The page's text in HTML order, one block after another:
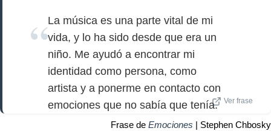
La música es una parte vital de mi
vida, y lo ha sido desde que era un
niño. Me ayudó a encontrar mi
identidad como persona, como
artista y a ponerme en contacto con
emociones que no sabía que tenía.
Ver frase
Frase de Emociones | Stephen Chbosky